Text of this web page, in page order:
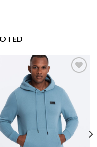
Add to wishlist